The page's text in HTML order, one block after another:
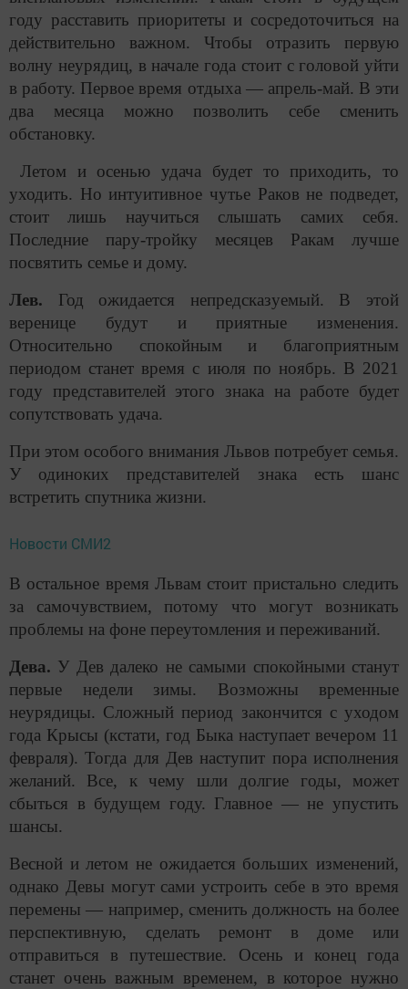
году расставить приоритеты и сосредоточиться на
действительно важном. Чтобы отразить первую
волну неурядиц, в начале года стоит с головой уйти
в работу. Первое время отдыха — апрель-май. В эти
два месяца можно позволить себе сменить
обстановку.
Летом и осенью удача будет то приходить, то
уходить. Но интуитивное чутье Раков не подведет,
стоит лишь научиться слышать самих себя.
Последние пару-тройку месяцев Ракам лучше
посвятить семье и дому.
Лев. Год ожидается непредсказуемый. В этой
веренице будут и приятные изменения.
Относительно спокойным и благоприятным
периодом станет время с июля по ноябрь. В 2021
году представителей этого знака на работе будет
сопутствовать удача.
При этом особого внимания Львов потребует семья.
У одиноких представителей знака есть шанс
встретить спутника жизни.
Новости СМИ2
В остальное время Львам стоит пристально следить
за самочувствием, потому что могут возникать
проблемы на фоне переутомления и переживаний.
Дева. У Дев далеко не самыми спокойными станут
первые недели зимы. Возможны временные
неурядицы. Сложный период закончится с уходом
года Крысы (кстати, год Быка наступает вечером 11
февраля). Тогда для Дев наступит пора исполнения
желаний. Все, к чему шли долгие годы, может
сбыться в будущем году. Главное — не упустить
шансы.
Весной и летом не ожидается больших изменений,
однако Девы могут сами устроить себе в это время
перемены — например, сменить должность на более
перспективную, сделать ремонт в доме или
отправиться в путешествие. Осень и конец года
станет очень важным временем, в которое нужно